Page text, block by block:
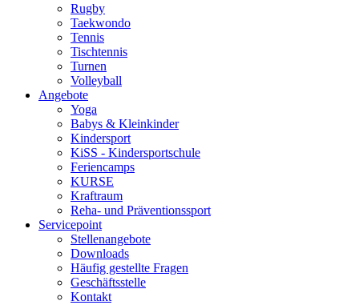
Rugby
Taekwondo
Tennis
Tischtennis
Turnen
Volleyball
Angebote
Yoga
Babys & Kleinkinder
Kindersport
KiSS - Kindersportschule
Feriencamps
KURSE
Kraftraum
Reha- und Präventionssport
Servicepoint
Stellenangebote
Downloads
Häufig gestellte Fragen
Geschäftsstelle
Kontakt